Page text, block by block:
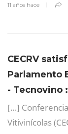
11 años hace
CECRV
Parlamento
- Tecnovino
[…]
Vitivinícolas